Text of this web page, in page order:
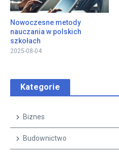
Nowoczesne metody
nauczania w polskich
szkołach
2025-08-04
Kategorie
Biznes
Budownictwo